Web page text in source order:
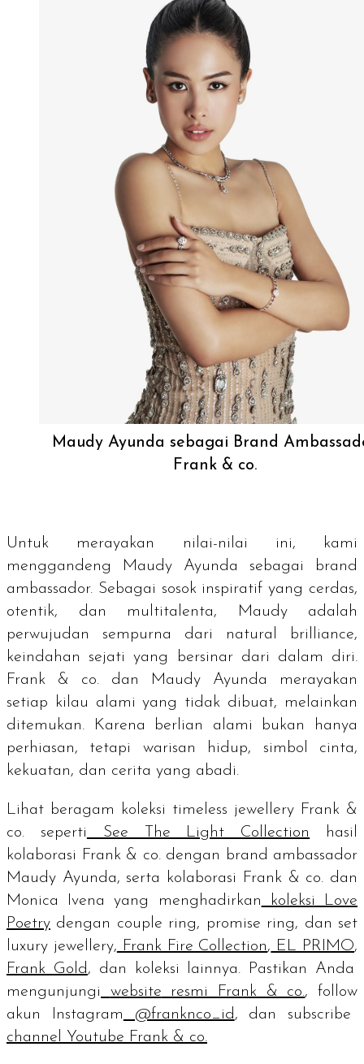
Maudy Ayunda sebagai Brand
Frank & co.
Untuk merayakan nilai-nilai ini, kami
menggandeng Maudy Ayunda sebagai brand
ambassador. Sebagai sosok inspiratif yang cerdas,
otentik, dan multitalenta, Maudy adalah
perwujudan sempurna dari natural brilliance,
keindahan sejati yang bersinar dari dalam diri.
Frank & co. dan Maudy Ayunda merayakan
setiap kilau alami yang tidak dibuat, melainkan
ditemukan. Karena berlian alami bukan hanya
perhiasan, tetapi warisan hidup, simbol cinta,
kekuatan, dan cerita yang abadi.
Lihat beragam koleksi timeless jewellery Frank &
co. seperti See The Light Collection
hasil
kolaborasi Frank & co. dengan brand ambassador
Maudy Ayunda, serta kolaborasi Frank & co. dan
Monica Ivena yang menghadirkan koleksi Love
Poetry dengan couple ring, promise ring, dan set
luxury jewellery, Frank Fire Collection, EL PRIMO,
Frank Gold, dan koleksi lainnya. Pastikan Anda
mengunjungi
website resmi Frank & co.,follow
akun Instagram @franknco_id, dan subscribe
channel Youtube Frank & co.